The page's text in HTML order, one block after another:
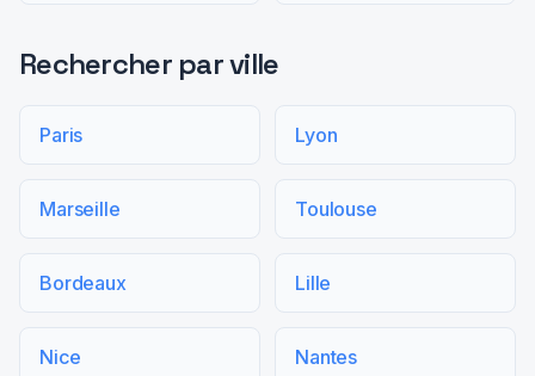
Rechercher par ville
Paris Lyon
Marseille Toulouse
Bordeaux Lille
Nice Nantes